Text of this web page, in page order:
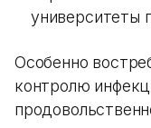
университеты
Особенно
контролю